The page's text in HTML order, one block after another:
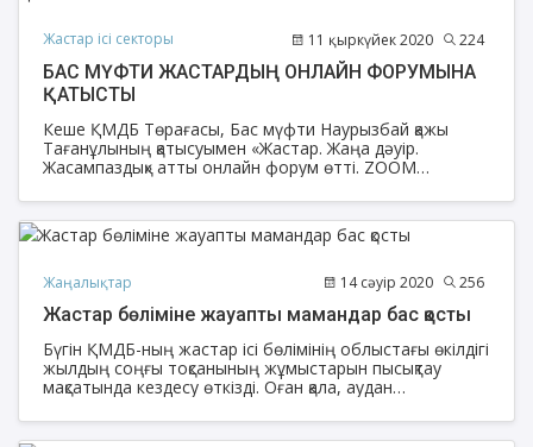
Жастар ісі секторы 11 қыркүйек 2020 224
БАС МҮФТИ ЖАСТАРДЫҢ ОНЛАЙН ФОРУМЫНА
ҚАТЫСТЫ
Кеше ҚМДБ Төрағасы, Бас мүфти Наурызбай қажы
Тағанұлының қатысуымен «Жастар. Жаңа дәуір.
Жасампаздық» атты онлайн форум өтті. ZOOM
секторы ұйымдастырды.
Жаңалықтар 14 сәуір 2020 256
Жастар бөліміне жауапты мамандар бас қосты
Бүгін ҚМДБ-ның жастар ісі бөлімінің облыстағы өкілдігі
жылдың соңғы тоқсанының жұмыстарын пысықтау
мақсатында кездесу өткізді. Оған қала, аудан
қатысты.